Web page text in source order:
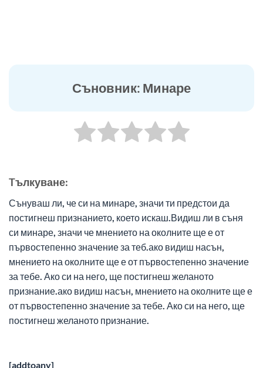
Съновник: Минаре
Tълкуване:
Сънуваш ли, че си на минаре, значи ти предстои да
постигнеш признанието, което искаш.Видиш ли в съня
си минаре, значи че мнението на околните ще е от
първостепенно значение за теб.ако видиш насън,
мнението на околните ще е от първостепенно значение
за тебе. Ако си на него, ще постигнеш желаното
признание.ако видиш насън, мнението на околните ще е
от първостепенно значение за тебе. Ако си на него, ще
постигнеш желаното признание.
[addtoany]